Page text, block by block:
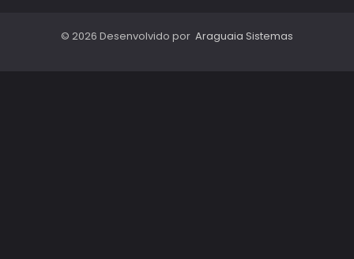
© 2026 Desenvolvido por Araguaia Sistemas